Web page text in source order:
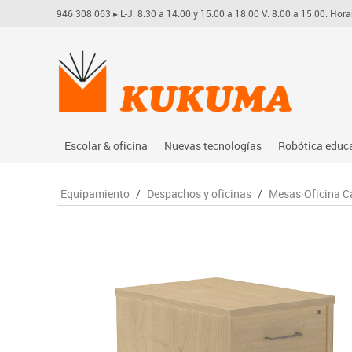
946 308 063 ▸ L-J: 8:30 a 14:00 y 15:00 a 18:00 V: 8:00 a 15:00.
Escolar & oficina
Archivo
Informática
Manualidades
Nuevas tecnologías
Audio
Soportes
Videoconferencia
Videoproyección
Robótica
Arduino
Otros
Equipamiento / Despachos y oficinas / Mesas·Oficina